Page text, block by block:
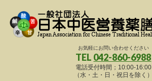
お気軽にお問い合わせください
TEL 042-860-6988
電話受付時間；10:00-16:00
（水・土・日・祝日を除く）